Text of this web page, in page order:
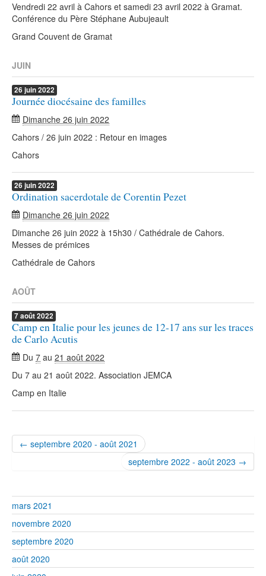
Vendredi 22 avril à Cahors et samedi 23 avril 2022 à Gramat.
Conférence du Père Stéphane Aubujeault
Grand Couvent de Gramat
JUIN
26 juin2022
Journée diocésaine des familles
Dimanche 26 juin 2022
Cahors / 26 juin 2022 : Retour en images
Cahors
26 juin2022
Ordination sacerdotale de Corentin Pezet
Dimanche 26 juin 2022
Dimanche 26 juin 2022 à 15h30 / Cathédrale de Cahors.
Messes de prémices
Cathédrale de Cahors
AOÛT
7août2022
Camp en Italie pour les jeunes de 12-17 ans sur les traces
de Carlo Acutis
Du 7 au 21 août 2022
Du 7 au 21 août 2022. Association JEMCA
Camp en Italie
← septembre 2020 - août 2021
septembre 2022 - août 2023 →
mars 2021
novembre 2020
septembre 2020
août 2020